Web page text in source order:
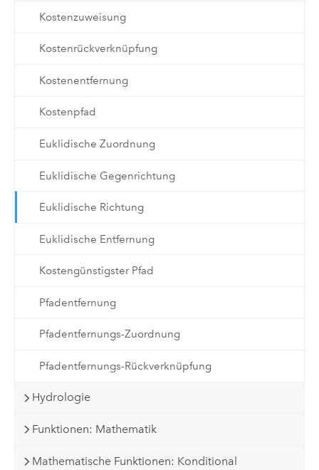
Kostenzuweisung
Kostenrückverknüpfung
Kostenentfernung
Kostenpfad
Euklidische Zuordnung
Euklidische Gegenrichtung
Euklidische Richtung
Euklidische Entfernung
Kostengünstigster Pfad
Pfadentfernung
Pfadentfernungs-Zuordnung
Pfadentfernungs-Rückverknüpfung
Hydrologie
Funktionen: Mathematik
Mathematische Funktionen: Konditional